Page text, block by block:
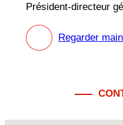
Président-directeur
Regarder